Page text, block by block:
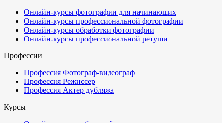
Онлайн-курсы фотографии для начинающих
Онлайн-курсы профессиональной фотографии
Онлайн-курсы обработки фотографии
Онлайн-курсы профессиональной ретуши
Профессии
Профессия Фотограф-видеограф
Профессия Режиссер
Профессия Актер дубляжа
Курсы